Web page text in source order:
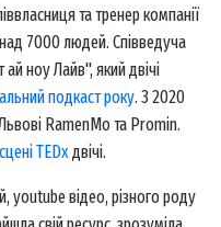
та тренер компанії
7000 людей. Співведуча
ноу Лайв", який двічі
подкаст року. З 2020
RamenMo та Promin.
TEDxдвічі.
youtube відео, різного роду